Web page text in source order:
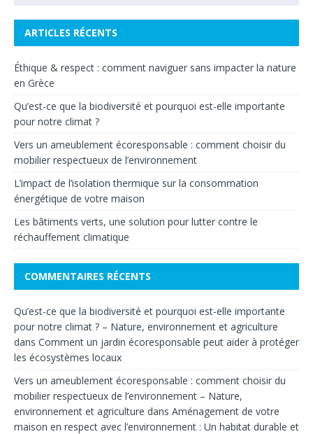
ARTICLES RÉCENTS
Éthique & respect : comment naviguer sans impacter la nature
en Grèce
Qu’est-ce que la biodiversité et pourquoi est-elle importante
pour notre climat ?
Vers un ameublement écoresponsable : comment choisir du
mobilier respectueux de l’environnement
L’impact de l’isolation thermique sur la consommation
énergétique de votre maison
Les bâtiments verts, une solution pour lutter contre le
réchauffement climatique
COMMENTAIRES RÉCENTS
Qu’est-ce que la biodiversité et pourquoi est-elle importante
pour notre climat ? – Nature, environnement et agriculture
dans Comment un jardin écoresponsable peut aider à protéger
les écosystèmes locaux
Vers un ameublement écoresponsable : comment choisir du
mobilier respectueux de l’environnement – Nature,
environnement et agriculture dans Aménagement de votre
maison en respect avec l’environnement : Un habitat durable et